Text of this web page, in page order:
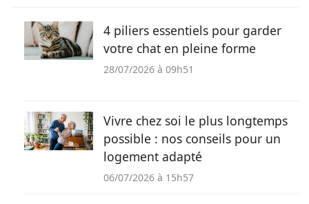
4 piliers essentiels pour garder
votre chat en pleine forme
28/07/2026 à 09h51
Vivre chez soi le plus longtemps
possible : nos conseils pour un
logement adapté
06/07/2026 à 15h57